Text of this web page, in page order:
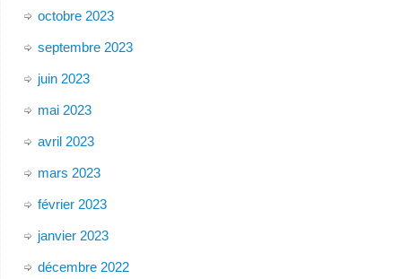
octobre 2023
septembre 2023
juin 2023
mai 2023
avril 2023
mars 2023
février 2023
janvier 2023
décembre 2022